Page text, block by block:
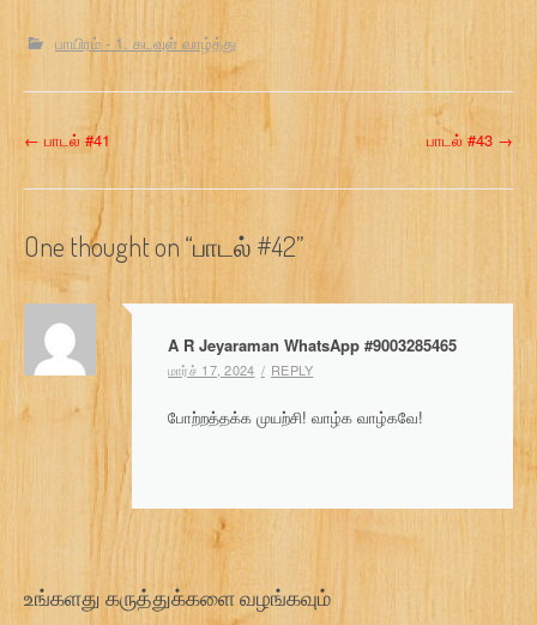
பாயிரம் - 1. கடவுள் வாழ்த்து
P
o
s
t
n
a
v
← பாடல் #41 பாடல் #43 →
One thought on “பாடல் #42”
A R Jeyaraman WhatsApp #9003285465
மார்ச் 17, 2024 REPLY
போற்றத்தக்க முயற்சி! வாழ்க வாழ்கவே!
உங்களது கருத்துக்களை வழங்கவும்